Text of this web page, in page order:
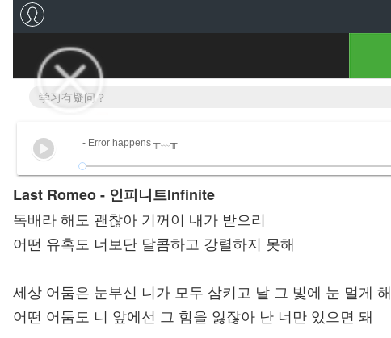
- Error happens ╥﹏╥
Last Romeo - 인피니트Infinite
독배라 해도 괜찮아 기꺼이 내가 받으리
어떤 유혹도 너보단 달콤하고 강렬하지 못해
세상 어둠은 눈부신 니가 모두 삼키고 날 그 빛에 눈 멀게 해
어떤 어둠도 니 앞에선 그 힘을 잃잖아 난 너만 있으면 돼